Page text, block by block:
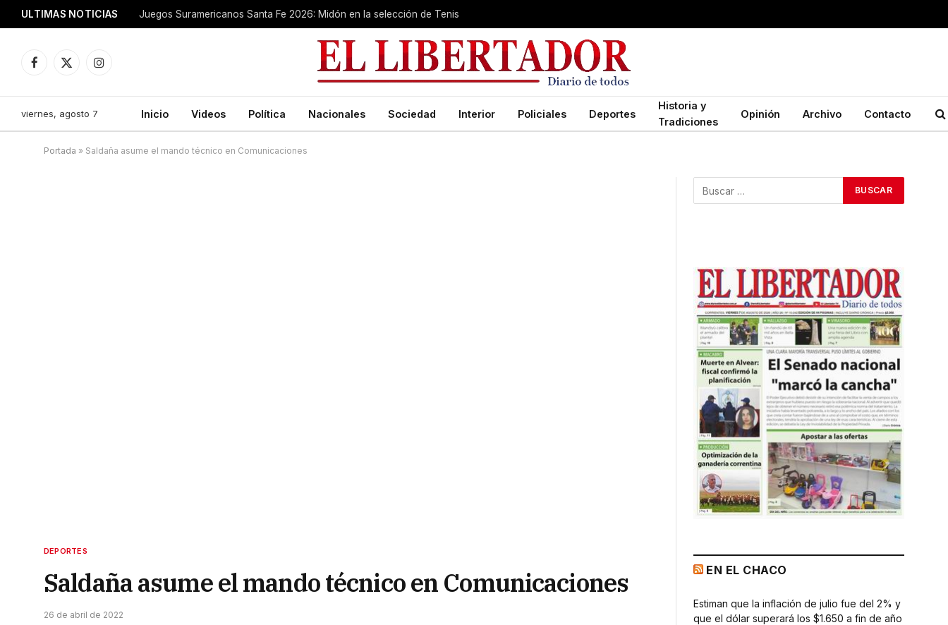
ULTIMAS NOTICIAS Juegos Suramericanos Santa Fe 2026: Midón en la selección de Tenis
Facebook
X
Instagram
viernes, agosto 7 Inicio Videos Política Nacionales Sociedad Interior Policiales Deportes
Historia y
Tradiciones
Opinión Archivo Contacto
Portada » Saldaña asume el mando técnico en Comunicaciones
DEPORTES
Saldaña asume el mando técnico en Comunicaciones
26 de abril de 2022
EN EL CHACO
Estiman que la inflación de julio fue del 2% y
que el dólar superará los $1.650 a fin de año